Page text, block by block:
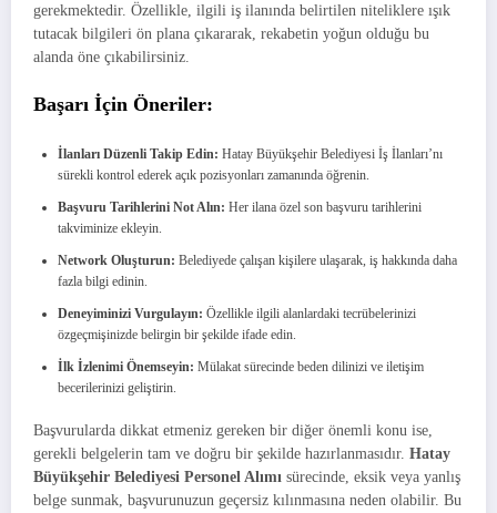
gerekmektedir. Özellikle, ilgili iş ilanında belirtilen niteliklere ışık
tutacak bilgileri ön plana çıkararak, rekabetin yoğun olduğu bu
alanda öne çıkabilirsiniz.
Başarı İçin Öneriler:
İlanları Düzenli Takip Edin: Hatay Büyükşehir Belediyesi İş İlanları’nı
sürekli kontrol ederek açık pozisyonları zamanında öğrenin.
Başvuru Tarihlerini Not Alın: Her ilana özel son başvuru tarihlerini
takviminize ekleyin.
Network Oluşturun: Belediyede çalışan kişilere ulaşarak, iş hakkında daha
fazla bilgi edinin.
Deneyiminizi Vurgulayın: Özellikle ilgili alanlardaki tecrübelerinizi
özgeçmişinizde belirgin bir şekilde ifade edin.
İlk İzlenimi Önemseyin: Mülakat sürecinde beden dilinizi ve iletişim
becerilerinizi geliştirin.
Başvurularda dikkat etmeniz gereken bir diğer önemli konu ise,
gerekli belgelerin tam ve doğru bir şekilde hazırlanmasıdır. Hatay
Büyükşehir Belediyesi Personel Alımı sürecinde, eksik veya yanlış
belge sunmak, başvurunuzun geçersiz kılınmasına neden olabilir. Bu